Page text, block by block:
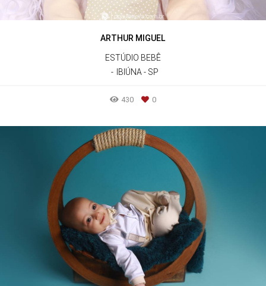
ARTHUR MIGUEL
ESTÚDIO BEBÊ
IBIÚNA - SP
430 0